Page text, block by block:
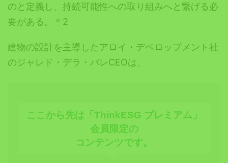
のと定義し、持続可能性への取り組みへと繋げる必
要がある。＊2
建物の設計を主導したアロイ・デベロップメント社
のジャレド・デラ・バレCEOは、
ここから先は「ThinkESG プレミアム」
会員限定の
コンテンツです。